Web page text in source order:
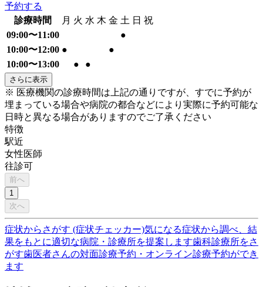
予約する
診療時間
月 火 水 木 金 土 日 祝
09:00〜11:00
●
10:00〜12:00 ●
●
10:00〜13:00
● ●
さらに表示
※ 医療機関の診療時間は上記の通りですが、すでに予約が
埋まっている場合や病院の都合などにより実際に予約可能な
日時と異なる場合がありますのでご了承ください
特徴
駅近
女性医師
往診可
前へ
1
次へ
症状からさがす (症状チェッカー)気になる症状から調べ、結
果をもとに適切な病院・診療所を提案します歯科診療所をさ
がす歯医者さんの対面診療予約・オンライン診療予約ができ
ます